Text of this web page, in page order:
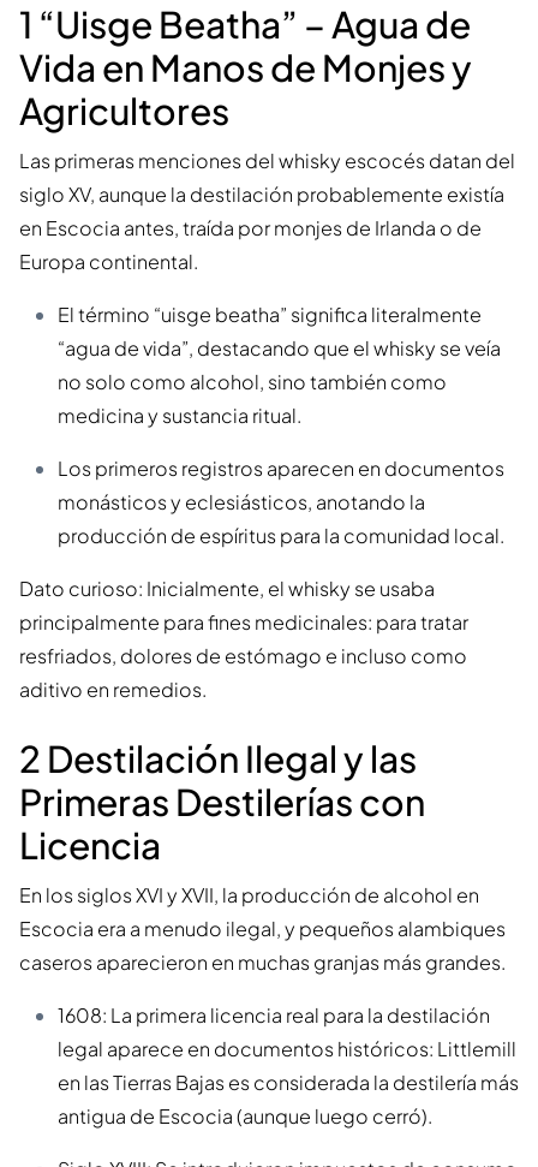
1 “Uisge Beatha” – Agua de
Vida en Manos de Monjes y
Agricultores
Las primeras menciones del whisky escocés datan del
siglo XV, aunque la destilación probablemente existía
en Escocia antes, traída por monjes de Irlanda o de
Europa continental.
El término “uisge beatha” significa literalmente
“agua de vida”, destacando que el whisky se veía
no solo como alcohol, sino también como
medicina y sustancia ritual.
Los primeros registros aparecen en documentos
monásticos y eclesiásticos, anotando la
producción de espíritus para la comunidad local.
Dato curioso: Inicialmente, el whisky se usaba
principalmente para fines medicinales: para tratar
resfriados, dolores de estómago e incluso como
aditivo en remedios.
2 Destilación Ilegal y las
Primeras Destilerías con
Licencia
En los siglos XVI y XVII, la producción de alcohol en
Escocia era a menudo ilegal, y pequeños alambiques
caseros aparecieron en muchas granjas más grandes.
1608: La primera licencia real para la destilación
legal aparece en documentos históricos: Littlemill
en las Tierras Bajas es considerada la destilería más
antigua de Escocia (aunque luego cerró).